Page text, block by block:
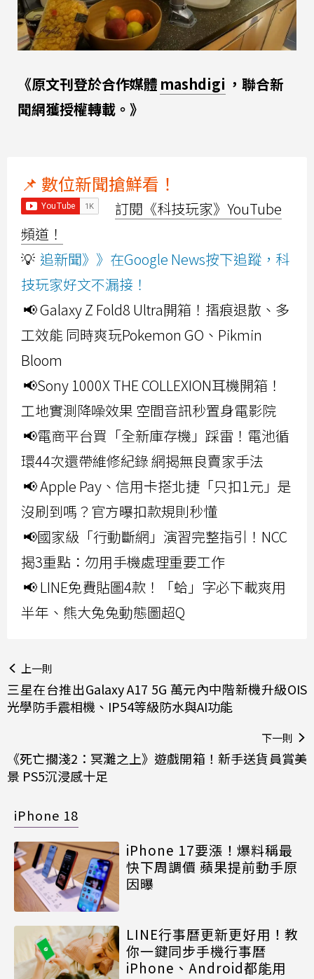
《原文刊登於合作媒體 mashdigi ，聯合新
聞網獲授權轉載。》
📌 數位新聞搶鮮看！
訂閱《科技玩家》YouTube
頻道！
💡 追新聞》》在Google News按下追蹤，科
技玩家好文不漏接！
📢 Galaxy Z Fold8 Ultra開箱！摺痕退散、多
工效能 同時爽玩Pokemon GO、Pikmin
Bloom
📢Sony 1000X THE COLLEXION耳機開箱！
工地實測降噪效果 空間音訊秒置身電影院
📢電商平台買「全新庫存機」踩雷！電池循
環44次還帶維修紀錄 網揭無良賣家手法
📢 Apple Pay、信用卡搭北捷「只扣1元」是
沒刷到嗎？官方曝扣款規則秒懂
📢國家級「行動斷網」演習完整指引！NCC
揭3重點：勿用手機處理重要工作
📢 LINE免費貼圖4款！「蛤」字必下載爽用
半年、熊大兔兔動態圖超Q
上一則
三星在台推出Galaxy A17 5G 萬元內中階新機升級OIS
光學防手震相機、IP54等級防水與AI功能
下一則
《死亡擱淺2：冥灘之上》遊戲開箱！新手送貨員賞美
景 PS5沉浸感十足
iPhone 18
iPhone 17要漲！爆料稱最
快下周調價 蘋果提前動手原
因曝
LINE行事曆更新更好用！教
你一鍵同步手機行事曆
iPhone、Android都能用